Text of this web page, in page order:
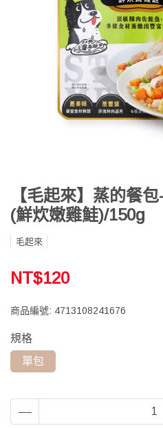
【毛起來】蒸的餐
(鮮炊嫩雞鮭)/150g
毛起來
NT$120
商品編號: 4713108241676
規格
單包